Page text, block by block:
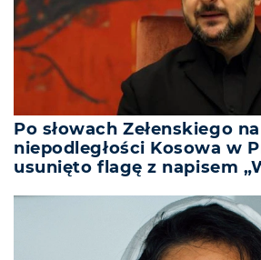
Po słowach Zełenskiego
niepodległości Kosowa w
usunięto flagę z napisem